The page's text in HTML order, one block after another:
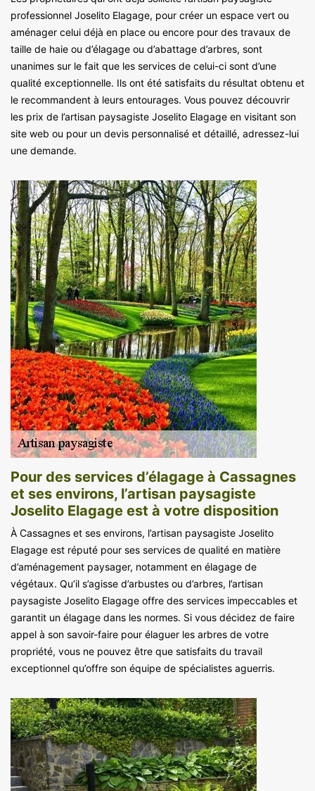
professionnel Joselito Elagage, pour créer un espace vert ou
aménager celui déjà en place ou encore pour des travaux de
taille de haie ou d’élagage ou d’abattage d’arbres, sont
unanimes sur le fait que les services de celui-ci sont d’une
qualité exceptionnelle. Ils ont été satisfaits du résultat obtenu et
le recommandent à leurs entourages. Vous pouvez découvrir
les prix de l’artisan paysagiste Joselito Elagage en visitant son
site web ou pour un devis personnalisé et détaillé, adressez-lui
une demande.
Pour des services d’élagage à Cassagnes
et ses environs, l’artisan paysagiste
Joselito Elagage est à votre disposition
À Cassagnes et ses environs, l’artisan paysagiste Joselito
Elagage est réputé pour ses services de qualité en matière
d’aménagement paysager, notamment en élagage de
végétaux. Qu’il s’agisse d’arbustes ou d’arbres, l’artisan
paysagiste Joselito Elagage offre des services impeccables et
garantit un élagage dans les normes. Si vous décidez de faire
appel à son savoir-faire pour élaguer les arbres de votre
propriété, vous ne pouvez être que satisfaits du travail
exceptionnel qu’offre son équipe de spécialistes aguerris.